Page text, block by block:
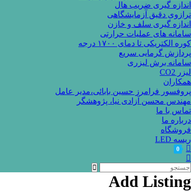
اندازه گیری ضریب هال
ترازوی دقیق آزمایشگاهی
اندازه گیری سلف و خازن
سامانه های عملیات حرارتی
کوره الکتریکی تا دمای ۱۷۰۰ درجه
پردازش گرمایی سریع
سامانه برش لیزری
لیزر CO2
همکاران
پروفسور فرامرز حسین بابائی،مدیر عامل
مهندس محسن آزادی نیا، پژوهشگر
تماس با ما
درباره ما
فروشگاه
ریسه LED
0
Add Listing